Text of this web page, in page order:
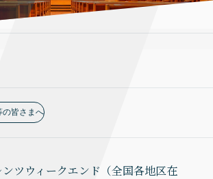
の皆さまへ
ンツウィークエンド（全国各地区在